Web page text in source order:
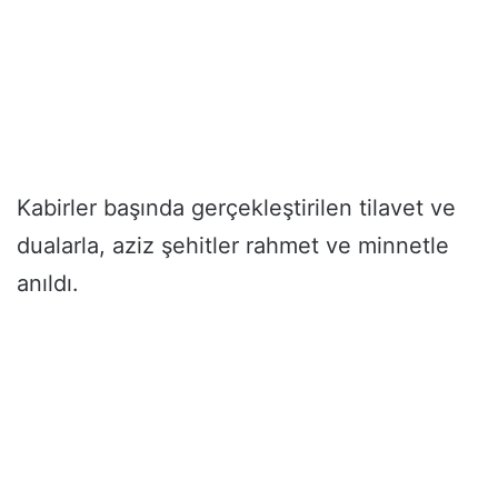
Kabirler başında gerçekleştirilen tilavet ve
dualarla, aziz şehitler rahmet ve minnetle
anıldı.